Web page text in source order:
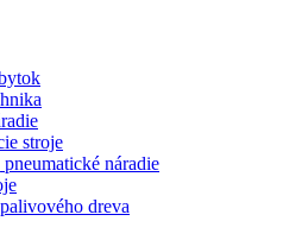
stroje
náradie
dreva